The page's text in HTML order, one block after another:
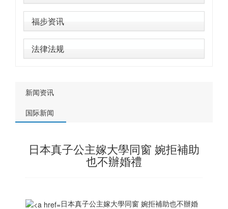
福步资讯
法律法规
新闻资讯
国际新闻
日本真子公主嫁大學同窗 婉拒補助
也不辦婚禮
日本真子公主嫁大學同窗 婉拒補助也不辦婚